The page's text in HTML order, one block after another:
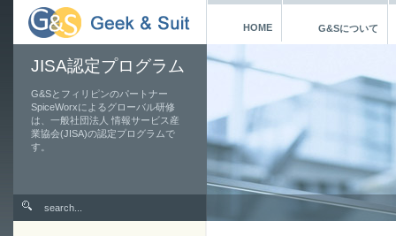
HOME G&Sについて
JISA認定プログラム
G&Sとフィリピンのパートナー
SpiceWorxによるグローバル研修
は、一般社団法人 情報サービス産
業協会(JISA)の認定プログラムで
す。